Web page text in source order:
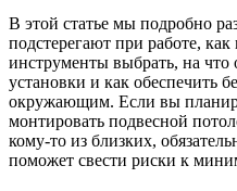
В этой статье мы подробно
подстерегают при работе,
инструменты выбрать, на
установки и как обеспечить
окружающим. Если вы
монтировать подвесной
кому-то из близких,
поможет свести риски к